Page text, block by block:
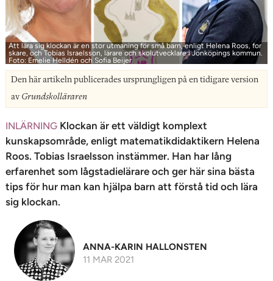
Att lära sig klockan är en stor utmaning för små barn, enligt Helena Roos, for
skare, och Tobias Israelsson, lärare och skolutvecklare i Jönköpings kommun.
Foto: Emelie Helldén och Sofia Beijer
Den här artikeln publicerades ursprungligen på en tidigare version
av Grundskolläraren
INLÄRNING Klockan är ett väldigt komplext
kunskapsområde, enligt matematikdidaktikern Helena
Roos. Tobias Israelsson instämmer. Han har lång
erfarenhet som lågstadielärare och ger här sina bästa
tips för hur man kan hjälpa barn att förstå tid och lära
sig klockan.
ANNA-KARIN HALLONSTEN
11 MAR 2021